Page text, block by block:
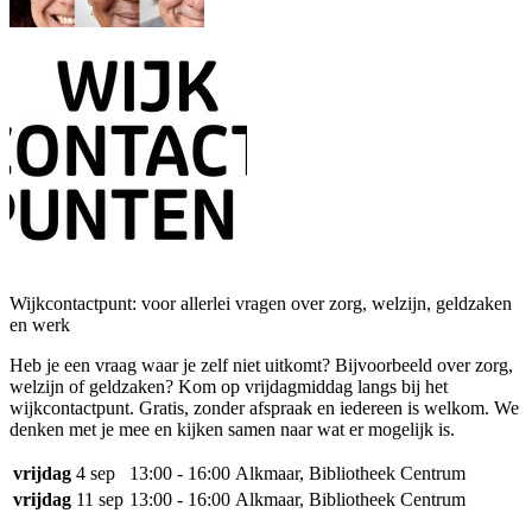
Wijkcontactpunt: voor allerlei vragen over zorg, welzijn, geldzaken
en werk
Heb je een vraag waar je zelf niet uitkomt? Bijvoorbeeld over zorg,
welzijn of geldzaken? Kom op vrijdagmiddag langs bij het
wijkcontactpunt. Gratis, zonder afspraak en iedereen is welkom. We
denken met je mee en kijken samen naar wat er mogelijk is.
vrijdag 4 sep 13:00 - 16:00 Alkmaar, Bibliotheek Centrum
vrijdag 11 sep 13:00 - 16:00 Alkmaar, Bibliotheek Centrum